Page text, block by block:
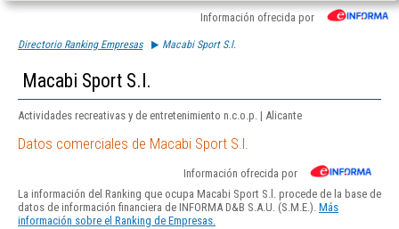
Información ofrecida por
Directorio Ranking Empresas Macabi Sport S.l.
Macabi Sport S.l.
Actividades recreativas y de entretenimiento n.c.o.p. | Alicante
Datos comerciales de Macabi Sport S.l.
Información ofrecida por
La información del Ranking que ocupa Macabi Sport S.l. procede de la base de
datos de información financiera de INFORMA D&B S.A.U. (S.M.E.). Más
información sobre el Ranking de Empresas.